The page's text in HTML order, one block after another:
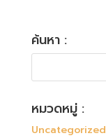
ค้นหา :
หมวดหมู่ :
Uncategorized